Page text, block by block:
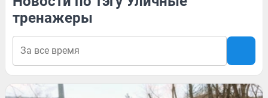
тренажеры